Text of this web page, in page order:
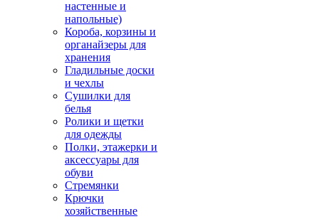
настенные и
напольные)
Короба, корзины и
органайзеры для
хранения
Гладильные доски
и чехлы
Сушилки для
белья
Ролики и щетки
для одежды
Полки, этажерки и
аксессуары для
обуви
Стремянки
Крючки
хозяйственные